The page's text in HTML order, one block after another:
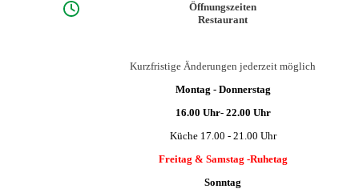
Öffnungszeiten
Restaurant
Kurzfristige Änderungen jederzeit möglich
Montag - Donnerstag
16.00 Uhr- 22.00 Uhr
Küche 17.00 - 21.00 Uhr
Freitag & Samstag -Ruhetag
Sonntag